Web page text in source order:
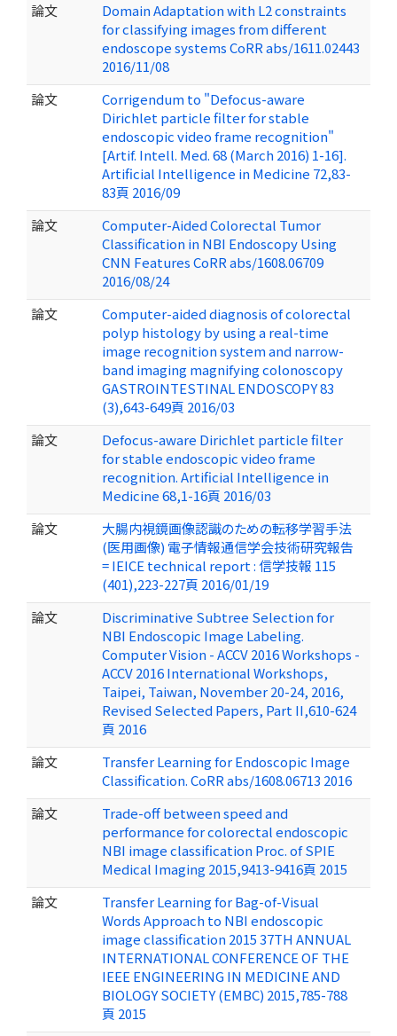
論文
Domain Adaptation with L2 constraints
for classifying images from different
endoscope systems CoRR abs/1611.02443
2016/11/08
論文
Corrigendum to "Defocus-aware
Dirichlet particle filter for stable
endoscopic video frame recognition"
[Artif. Intell. Med. 68 (March 2016) 1-16].
Artificial Intelligence in Medicine 72,83-
83頁 2016/09
論文
Computer-Aided Colorectal Tumor
Classification in NBI Endoscopy Using
CNN Features CoRR abs/1608.06709
2016/08/24
論文
Computer-aided diagnosis of colorectal
polyp histology by using a real-time
image recognition system and narrow-
band imaging magnifying colonoscopy
GASTROINTESTINAL ENDOSCOPY 83
(3),643-649頁 2016/03
論文
Defocus-aware Dirichlet particle filter
for stable endoscopic video frame
recognition. Artificial Intelligence in
Medicine 68,1-16頁 2016/03
論文
大腸内視鏡画像認識のための転移学習手法
(医用画像) 電子情報通信学会技術研究報告
= IEICE technical report : 信学技報 115
(401),223-227頁 2016/01/19
論文
Discriminative Subtree Selection for
NBI Endoscopic Image Labeling.
Computer Vision - ACCV 2016 Workshops -
ACCV 2016 International Workshops,
Taipei, Taiwan, November 20-24, 2016,
Revised Selected Papers, Part II,610-624
頁 2016
論文
Transfer Learning for Endoscopic Image
Classification. CoRR abs/1608.06713 2016
論文
Trade-off between speed and
performance for colorectal endoscopic
NBI image classification Proc. of SPIE
Medical Imaging 2015,9413-9416頁 2015
論文
Transfer Learning for Bag-of-Visual
Words Approach to NBI endoscopic
image classification 2015 37TH ANNUAL
INTERNATIONAL CONFERENCE OF THE
IEEE ENGINEERING IN MEDICINE AND
BIOLOGY SOCIETY (EMBC) 2015,785-788
頁 2015